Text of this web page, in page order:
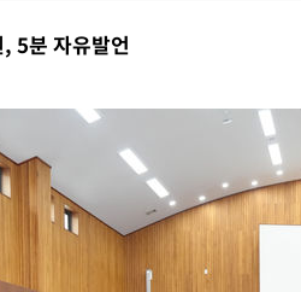
흥민, 톨루카전 68분만 뛰고 슈팅 0개
'…열화상 카메라로 본 폭염 저감시설 '온
령 취임 하루만에 차량폭탄 폭발 사건
강인, 맨시티 상대로 비공식 데뷔전
7번' 이강인, 맨시티 상대로 비공식 데뷔전
가자 평화 2차 15개조 평화안 '거부'
에 '상암벌 들썩'…"세계적인 선수 되길"
5분 자유발언